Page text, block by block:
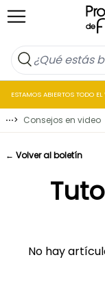
Ir al contenido
ESTAMOS ABIERTOS
⋯> Consejos en video
← Volver al boletín
No hay